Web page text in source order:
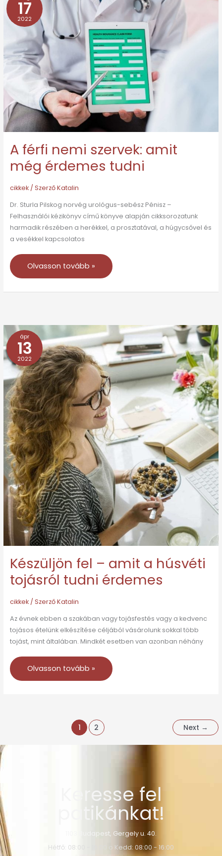
17
2022
A férfi nemi szervek: amit
még érdemes tudni
cikkek/ SzerzőKatalin
Dr. Sturla Pilskog norvég urológus-sebész Pénisz –
Felhasználói kézikönyv című könyve alapján cikksorozatunk
harmadik részében a herékkel, a prosztatával, a húgycsővel és
a vesékkel kapcsolatos
férfi
nemi
szervek:
amit
még
érdemes
tudni
Olvasson tovább »
ápr
13
2022
Készüljön fel – amit a húsvéti
tojásról tudni érdemes
cikkek/ SzerzőKatalin
Az évnek ebben a szakában vagy tojásfestés vagy a kedvenc
tojásos ételünk elkészítése céljából vásárolunk sokkal több
tojást, mint általában. Mindkét esetben van azonban néhány
Készüljön
fel
–
amit
a
húsvéti
tojásról
tudni
érdemes
Olvasson tovább »
1 2 Next →
Keresse fel
patikánkat!
1103 Budapest, Gergely u. 40.
Hétfő: 08:00 - 16:00 o Kedd: 08:00 - 16:00